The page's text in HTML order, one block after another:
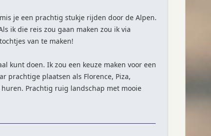
je een prachtig stukje rijden door de Alpen.
ik die reis zou gaan maken zou ik via
van te maken!
kunt doen. Ik zou een keuze maken voor een
prachtige plaatsen als Florence, Piza,
Prachtig ruig landschap met mooie